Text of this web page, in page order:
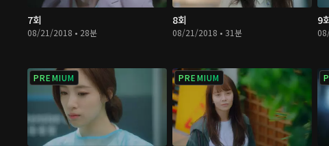
7회
08/21/2018 • 28분
8회
08/21/2018 • 31분
9
PREMIUM PREMIUM